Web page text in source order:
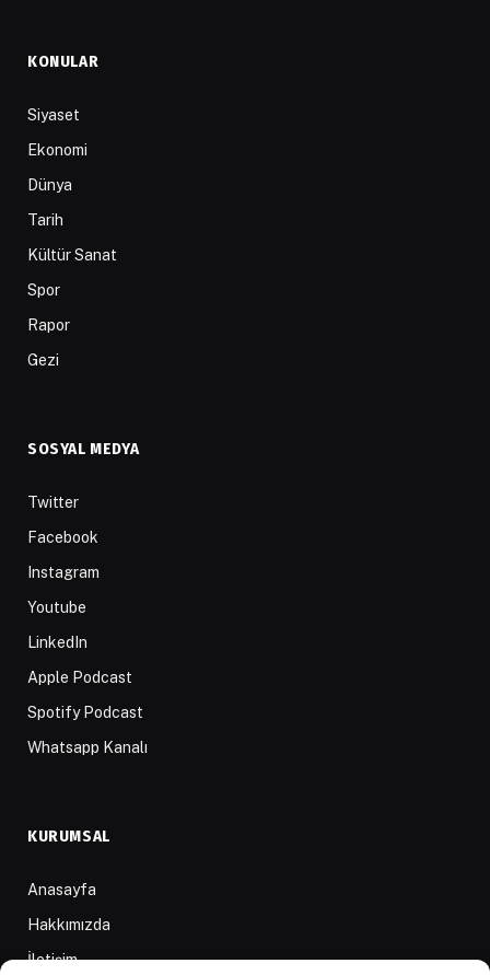
KONULAR
Siyaset
Ekonomi
Dünya
Tarih
Kültür Sanat
Spor
Rapor
Gezi
SOSYAL MEDYA
Twitter
Facebook
Instagram
Youtube
LinkedIn
Apple Podcast
Spotify Podcast
Whatsapp Kanalı
KURUMSAL
Anasayfa
Hakkımızda
İletişim